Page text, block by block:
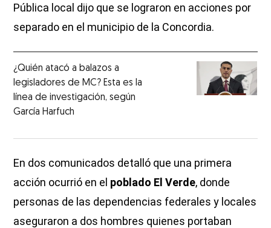
Pública local dijo que se lograron en acciones por
separado en el municipio de la Concordia.
¿Quién atacó a balazos a
legisladores de MC? Esta es la
línea de investigación, según
García Harfuch
En dos comunicados detalló que una primera
acción ocurrió en el poblado El Verde, donde
personas de las dependencias federales y locales
aseguraron a dos hombres quienes portaban